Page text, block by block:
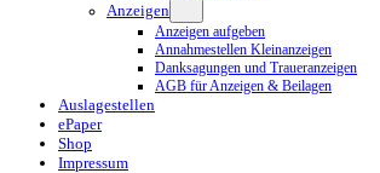
Anzeigen
Anzeigen aufgeben
Annahmestellen Kleinanzeigen
Danksagungen und Traueranzeigen
AGB für Anzeigen & Beilagen
Auslagestellen
ePaper
Shop
Impressum